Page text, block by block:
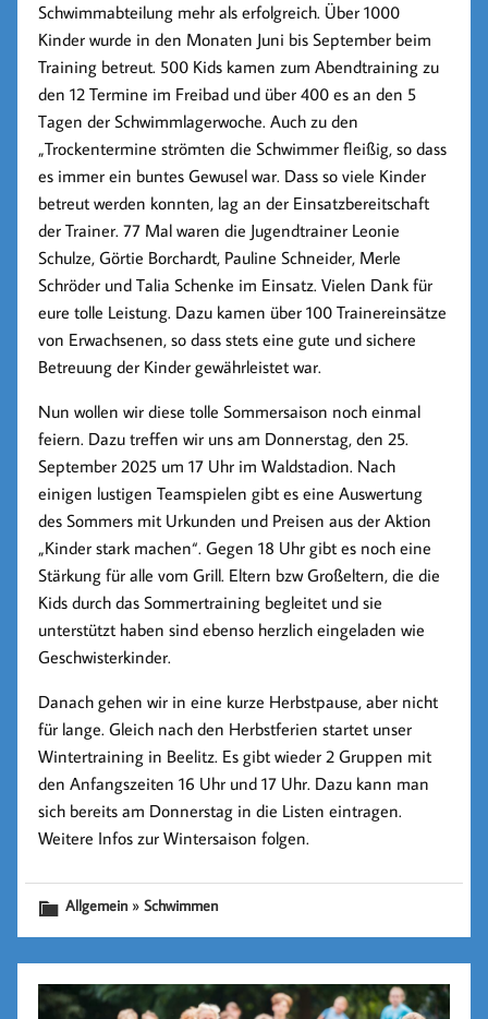
Schwimmabteilung mehr als erfolgreich. Über 1000
Kinder wurde in den Monaten Juni bis September beim
Training betreut. 500 Kids kamen zum Abendtraining zu
den 12 Termine im Freibad und über 400 es an den 5
Tagen der Schwimmlagerwoche. Auch zu den
„Trockentermine strömten die Schwimmer fleißig, so dass
es immer ein buntes Gewusel war. Dass so viele Kinder
betreut werden konnten, lag an der Einsatzbereitschaft
der Trainer. 77 Mal waren die Jugendtrainer Leonie
Schulze, Görtie Borchardt, Pauline Schneider, Merle
Schröder und Talia Schenke im Einsatz. Vielen Dank für
eure tolle Leistung. Dazu kamen über 100 Trainereinsätze
von Erwachsenen, so dass stets eine gute und sichere
Betreuung der Kinder gewährleistet war.
Nun wollen wir diese tolle Sommersaison noch einmal
feiern. Dazu treffen wir uns am Donnerstag, den 25.
September 2025 um 17 Uhr im Waldstadion. Nach
einigen lustigen Teamspielen gibt es eine Auswertung
des Sommers mit Urkunden und Preisen aus der Aktion
„Kinder stark machen“. Gegen 18 Uhr gibt es noch eine
Stärkung für alle vom Grill. Eltern bzw Großeltern, die die
Kids durch das Sommertraining begleitet und sie
unterstützt haben sind ebenso herzlich eingeladen wie
Geschwisterkinder.
Danach gehen wir in eine kurze Herbstpause, aber nicht
für lange. Gleich nach den Herbstferien startet unser
Wintertraining in Beelitz. Es gibt wieder 2 Gruppen mit
den Anfangszeiten 16 Uhr und 17 Uhr. Dazu kann man
sich bereits am Donnerstag in die Listen eintragen.
Weitere Infos zur Wintersaison folgen.
Allgemein »Schwimmen